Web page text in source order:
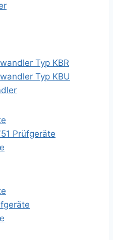
Typ KBR
Typ KBU
Prüfgeräte